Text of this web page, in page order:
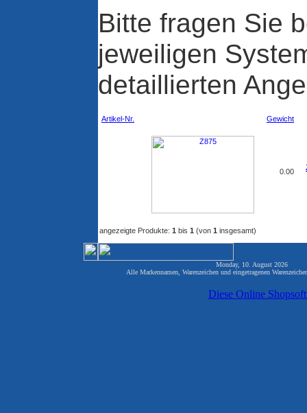
Bitte fragen Sie
jeweiligen
detaillierten
Artikel-Nr. Gewicht
0.00
angezeigte Produkte: 1 bis 1 (von 1 insgesamt)
Monday, 10. August 2026
Alle Markennamen, Warenzeichen und eingetragenen
Diese Online